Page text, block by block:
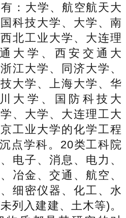
：大学、航空航天大
科技大学、大学、南
北工业大学、大连理
大学、西安交通大
江大学、同济大学、
大学、上海大学、华
大学、国防科技大
、大学、大连理工大
工业大学的化学工程
点学科。20类工科院
电子、消息、电力、
冶金、交通、航空、
细密仪器、化工、水
列入建建、土木等)。